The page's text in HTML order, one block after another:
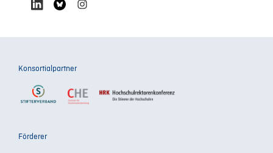
Konsortialpartner
Förderer